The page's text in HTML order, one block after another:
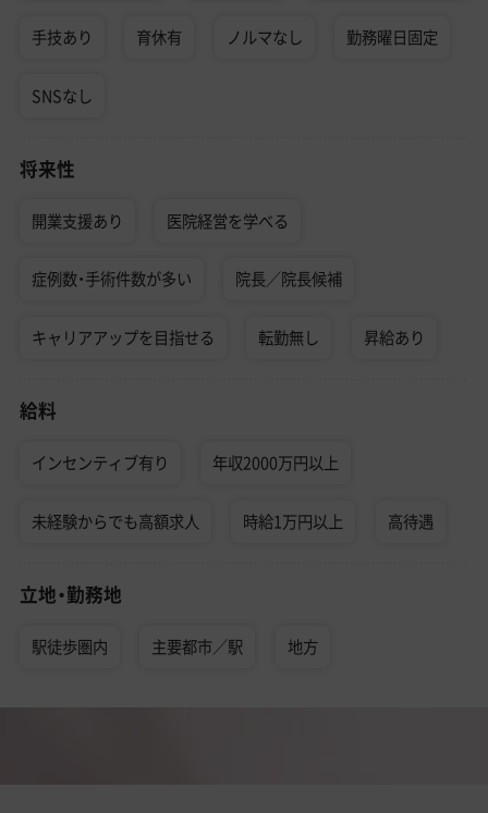
手技あり 育休有 ノルマなし 勤務曜日固定
SNSなし
将来性
開業支援あり 医院経営を学べる
症例数・手術件数が多い 院長／院長候補
キャリアアップを目指せる 転勤無し 昇給あり
給料
インセンティブ有り 年収2000万円以上
未経験からでも高額求人 時給1万円以上 高待遇
立地・勤務地
駅徒歩圏内 主要都市／駅 地方